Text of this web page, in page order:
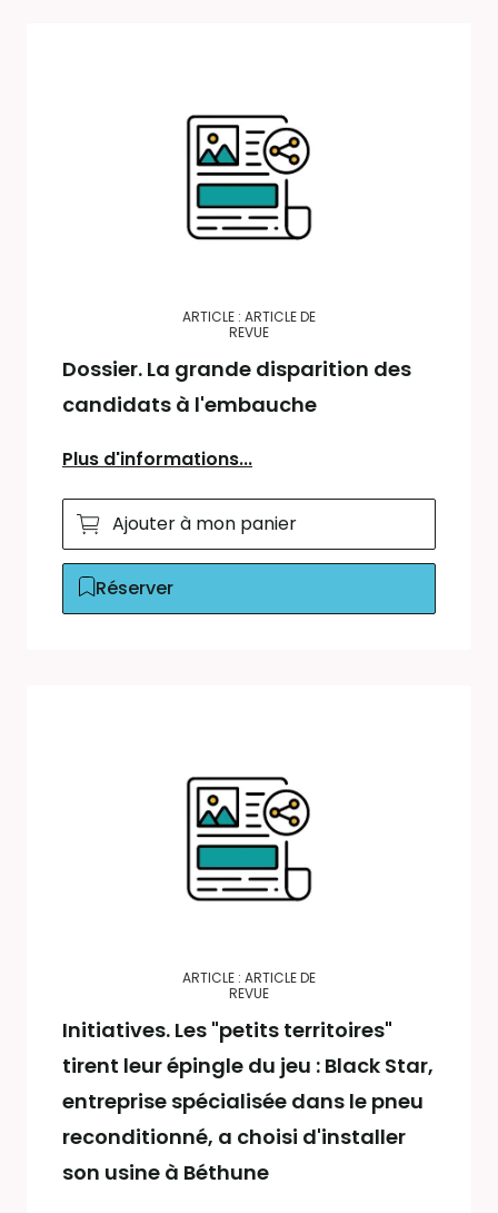
ARTICLE : ARTICLE DE
REVUE
Dossier. La grande disparition des
candidats à l'embauche
Plus d'informations...
Ajouter à mon panier
Réserver
ARTICLE : ARTICLE DE
REVUE
Initiatives. Les "petits territoires"
tirent leur épingle du jeu : Black Star,
entreprise spécialisée dans le pneu
reconditionné, a choisi d'installer
son usine à Béthune